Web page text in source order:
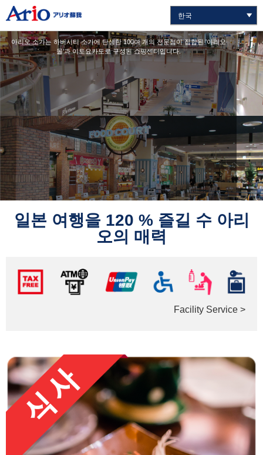
아리오 소가는 하버시티 소가에 탄생한 100여 개의 전문점이 집합된 '아리오
몰'과 이토요카도로 구성된 쇼핑센터입니다.
일본 여행을 120 % 즐길 수 아리
오의 매력
Facility Service >